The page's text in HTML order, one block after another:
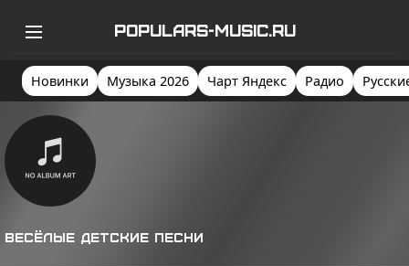
POPULARS-MUSIC.RU
Новинки Музыка 2026 Чарт Яндекс Радио
Весёлые детские песни